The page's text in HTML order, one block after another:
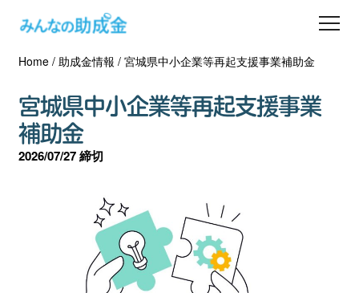
助成金を探す
士業の方へ
助成金コラム
ダウンロード
Home/ 助成金情報 / 宮城県中小企業等再起支援事業補助金
宮城県中小企業等再起支援事業
補助金
2026/07/27 締切